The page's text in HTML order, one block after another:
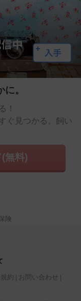
。
！
ぐ見つかる。飼い
無料)
険
約
お問い合わせ